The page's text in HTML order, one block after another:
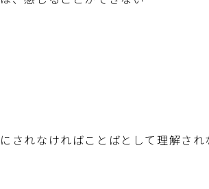
されなければことばとして理解され